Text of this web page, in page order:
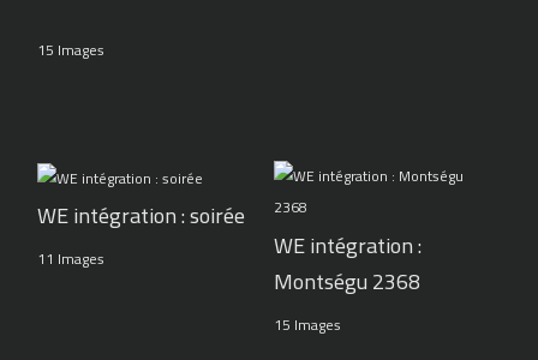
15 Images
WE intégration : soirée
11 Images
WE intégration :
Montségu 2368
15 Images